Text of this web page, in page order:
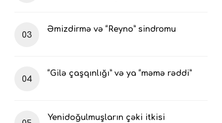
Əmizdirmə və “Reyno” sindromu
“Gilə çaşqınlığı” və ya “məmə rəddi”
Yenidoğulmuşların çəki itkisi